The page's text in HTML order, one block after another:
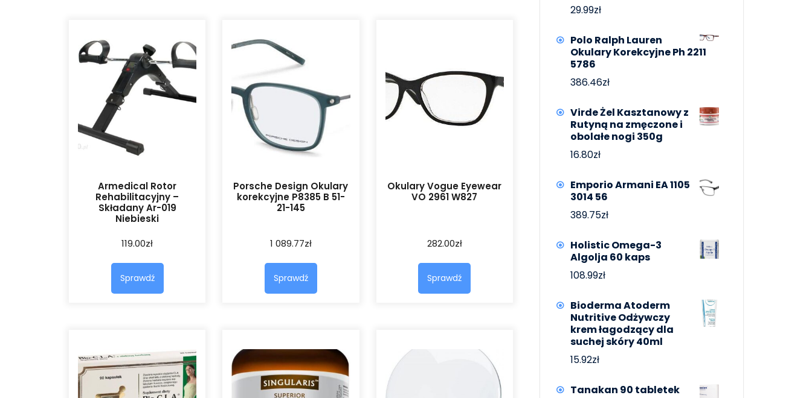
Armedical Rotor
Rehabilitacyjny –
Składany Ar-019
Niebieski
119.00zł
Sprawdź
Porsche Design Okulary
korekcyjne P8385 B 51-
21-145
1 089.77zł
Sprawdź
Okulary Vogue Eyewear
VO 2961 W827
282.00zł
Sprawdź
29.99zł
Polo Ralph Lauren
Okulary Korekcyjne Ph 2211
5786
386.46zł
Virde Żel Kasztanowy z
Rutyną na zmęczone i
obolałe nogi 350g
16.80zł
Emporio Armani EA 1105
3014 56
389.75zł
Holistic Omega-3
Algolja 60 kaps
108.99zł
Bioderma Atoderm
Nutritive Odżywczy
krem łagodzący dla
suchej skóry 40ml
15.92zł
Tanakan 90 tabletek